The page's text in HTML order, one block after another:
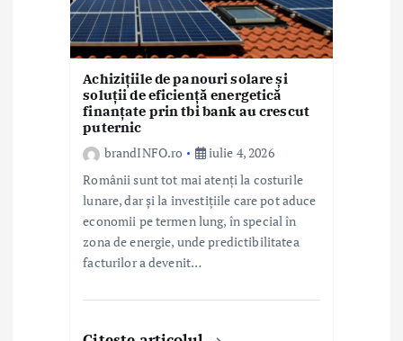
Achizițiile de panouri solare și
soluții de eficiență energetică
finanțate prin tbi bank au crescut
puternic
brandINFO.ro
iulie 4, 2026
Românii sunt tot mai atenți la costurile
lunare, dar și la investițiile care pot aduce
economii pe termen lung, în special în
zona de energie, unde predictibilitatea
facturilor a devenit…